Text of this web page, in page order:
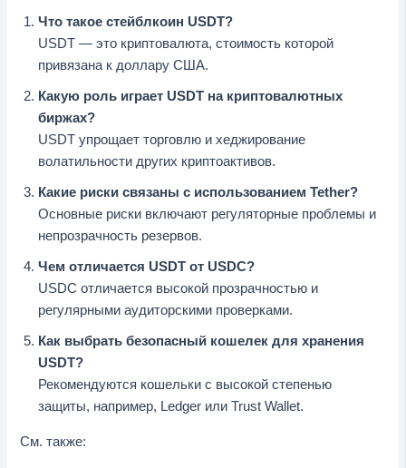
Что такое стейблкоин USDT?
USDT — это криптовалюта, стоимость которой
привязана к доллару США.
Какую роль играет USDT на криптовалютных
биржах?
USDT упрощает торговлю и хеджирование
волатильности других криптоактивов.
Какие риски связаны с использованием Tether?
Основные риски включают регуляторные проблемы и
непрозрачность резервов.
Чем отличается USDT от USDC?
USDC отличается высокой прозрачностью и
регулярными аудиторскими проверками.
Как выбрать безопасный кошелек для хранения
USDT?
Рекомендуются кошельки с высокой степенью
защиты, например, Ledger или Trust Wallet.
См. также: